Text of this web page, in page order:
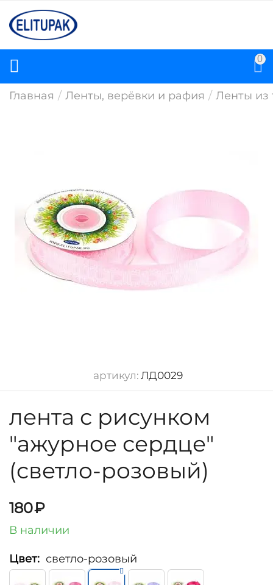
0
Главная / Ленты, верёвки и рафия / Ленты из
артикул: ЛД0029
лента с рисунком
"ажурное сердце"
(светло-розовый)
180₽
В наличии
Цвет: светло-розовый